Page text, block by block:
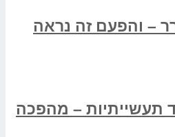
– והפעם זה נראה
תעשייתיות – מהפכה